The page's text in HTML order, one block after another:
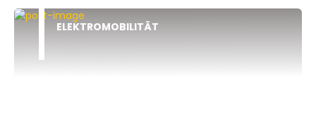
ELEKTROMOBILITÄT